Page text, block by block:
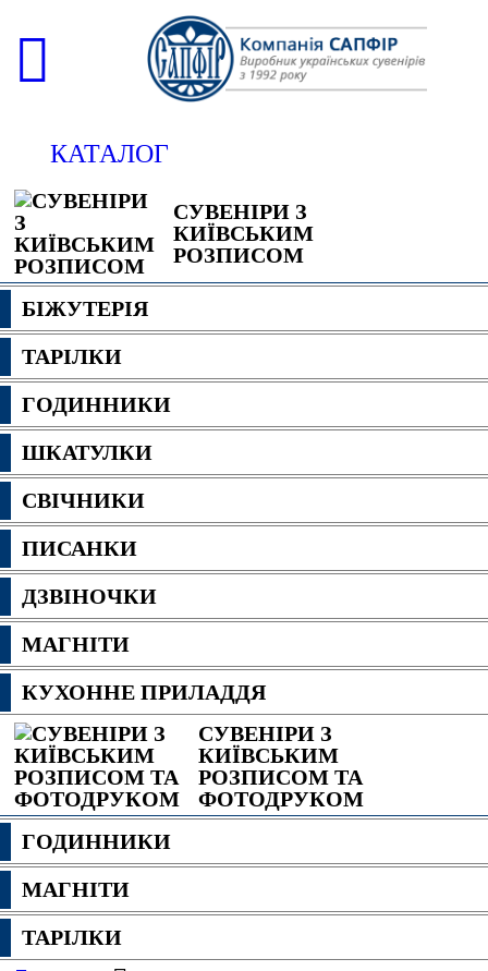
КАТАЛОГ
СУВЕНІРИ З
КИЇВСЬКИМ
РОЗПИСОМ
БІЖУТЕРІЯ
ТАРІЛКИ
ГОДИННИКИ
ШКАТУЛКИ
СВІЧНИКИ
ПИСАНКИ
ДЗВІНОЧКИ
МАГНІТИ
КУХОННЕ ПРИЛАДДЯ
СУВЕНІРИ З
КИЇВСЬКИМ
РОЗПИСОМ ТА
ФОТОДРУКОМ
ГОДИННИКИ
МАГНІТИ
ТАРІЛКИ